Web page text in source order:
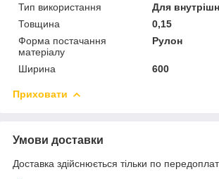
Тип використання
Для
Товщина
0,15
Форма постачання
матеріалу
Рулон
Ширина 600
Приховати
Умови доставки
Доставка здійснюється тільки по